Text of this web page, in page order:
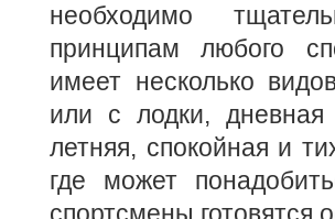
необходимо
принципам любого
имеет несколько
или с лодки,
летняя, спокойная и
где может